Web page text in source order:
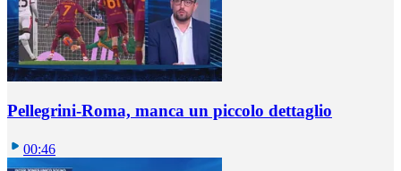
Pellegrini-Roma, manca un piccolo dettaglio
00:46